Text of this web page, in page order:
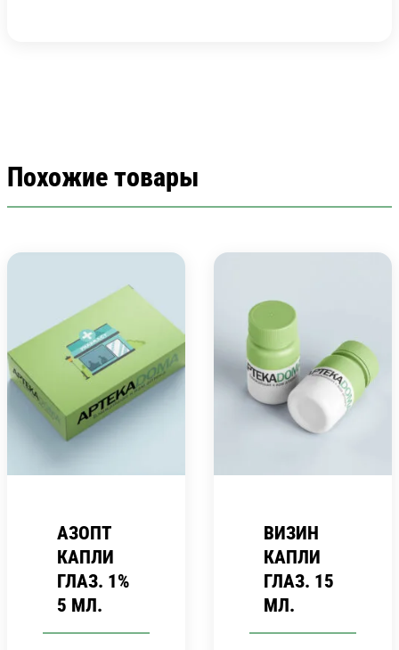
Похожие товары
АЗОПТ
КАПЛИ
ГЛАЗ. 1%
5 МЛ.
ВИЗИН
КАПЛИ
ГЛАЗ. 15
МЛ.